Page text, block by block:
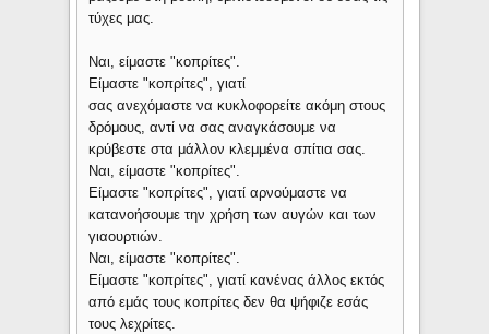
τύχες μας.
Ναι, είμαστε "κοπρίτες".
Είμαστε "κοπρίτες", γιατί
σας ανεχόμαστε να κυκλοφορείτε ακόμη στους
δρόμους, αντί να σας αναγκάσουμε να
κρύβεστε στα μάλλον κλεμμένα σπίτια σας.
Ναι, είμαστε "κοπρίτες".
Είμαστε "κοπρίτες", γιατί αρνούμαστε να
κατανοήσουμε την χρήση των αυγών και των
γιαουρτιών.
Ναι, είμαστε "κοπρίτες".
Είμαστε "κοπρίτες", γιατί κανένας άλλος εκτός
από εμάς τους κοπρίτες δεν θα ψήφιζε εσάς
τους λεχρίτες.